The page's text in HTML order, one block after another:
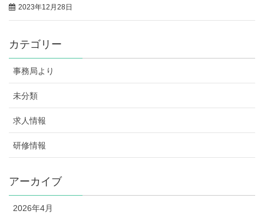
2023年12月28日
カテゴリー
事務局より
未分類
求人情報
研修情報
アーカイブ
2026年4月